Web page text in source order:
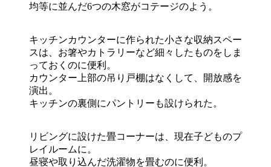
均等に並んだ6つの木窓がコテージのよう。
キッチンカウンターに作られた小さな収納スペー
スは、お箸やカトラリーなど細々したものをしま
っておくのに便利。
カウンター上部の吊り戸棚はなくして、開放感を
演出。
キッチンの裏側にパントリーも設けられた。
リビングに設けた畳コーナーは、現在子どものプ
レイルームに。
昼寝や取り込んだ洗濯物を畳むのに便利。